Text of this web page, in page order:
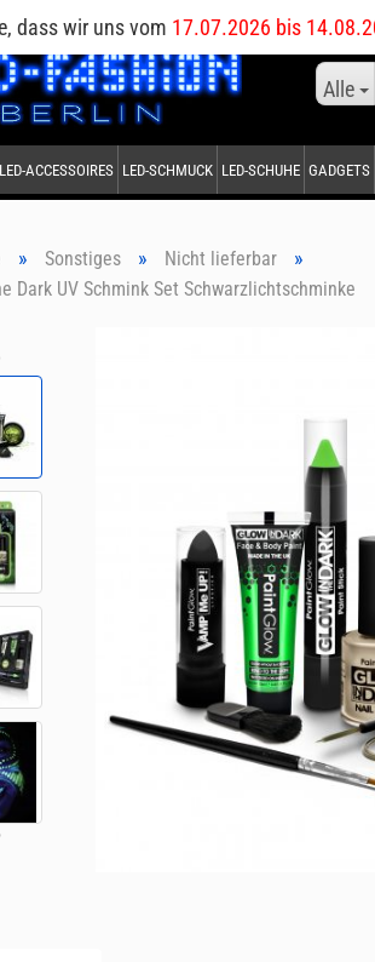
Alle
dass wir uns vom 17.07.2026 bis
LED-ACCESSOIRES LED-SCHMUCK LED-SCHUHE GADGETS
» Sonstiges » Nicht lieferbar »
Dark UV Schmink Set Schwarzlichtschminke